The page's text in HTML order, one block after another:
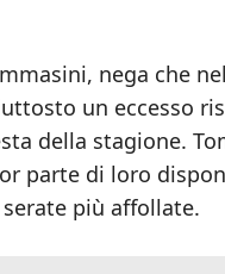
nega che
un eccesso
della stagione.
parte di loro
più affollate.